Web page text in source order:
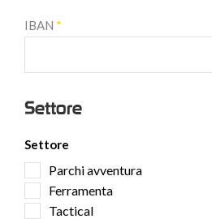
IBAN *
Settore
Settore
Parchi avventura
Ferramenta
Tactical